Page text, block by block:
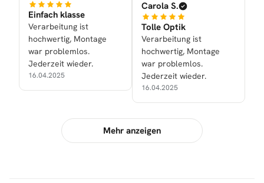
Einfach klasse
Verarbeitung ist
hochwertig, Montage
war problemlos.
Jederzeit wieder.
16.04.2025
Carola S.
Tolle Optik
Verarbeitung ist
hochwertig, Montage
war problemlos.
Jederzeit wieder.
16.04.2025
Mehr anzeigen